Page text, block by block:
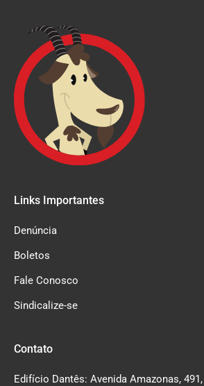
Links Importantes
Denúncia
Boletos
Fale Conosco
Sindicalize-se
Contato
Edifício Dantês: Avenida Amazonas,